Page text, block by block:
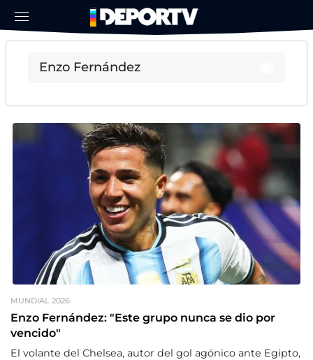
MUNDIAL 2026
Enzo Fernández: "Este grupo nunca se dio por
vencido"
El volante del Chelsea, autor del gol agónico ante Egipto,